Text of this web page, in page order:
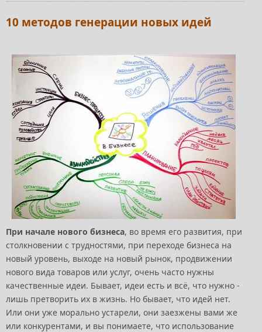
10 методов генерации новых идей
При начале нового бизнеса, во время его развития, при
столкновении с трудностями, при переходе бизнеса на
новый уровень, выходе на новый рынок, продвижении
нового вида товаров или услуг, очень часто нужны
качественные идеи. Бывает, идеи есть и всё, что нужно -
лишь претворить их в жизнь. Но бывает, что идей нет.
Или они уже морально устарели, они заезжены вами же
или конкурентами, и вы понимаете, что использование